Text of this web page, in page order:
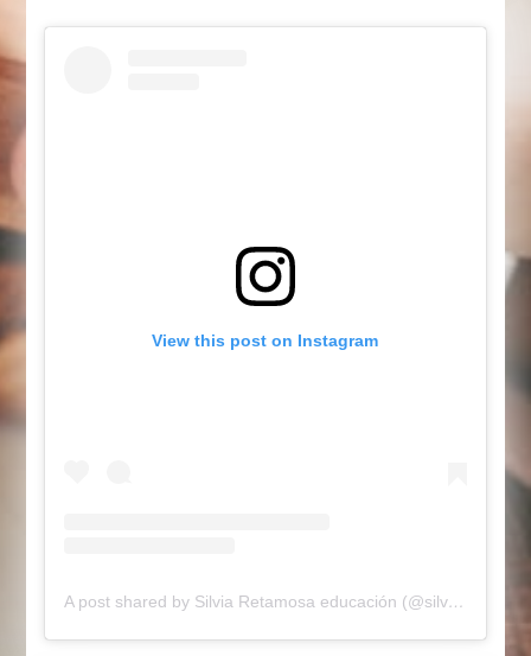
View this post on Instagram
A post shared by Silvia Retamosa educación (@silviaretamosaeducainfantil)